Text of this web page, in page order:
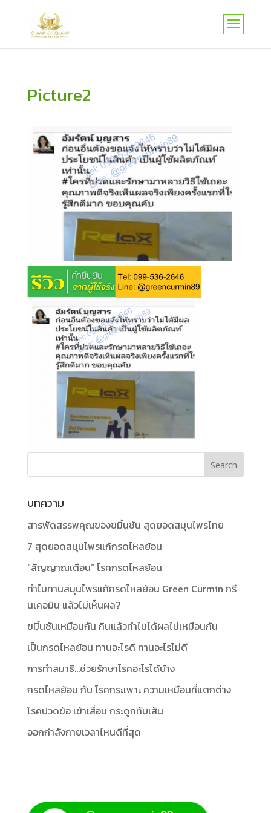
Picture2
บทความ
สารพัดสรรพคุณของขมิ้นชัน สุดยอดสมุนไพรไทย
7 สุดยอดสมุนไพรแก้กรดไหลย้อน
“สัญญาณเตือน” โรคกรดไหลย้อน
ทำไมทานสมุนไพรแก้กรดไหลย้อน Green Curmin กรี
นเคอมิน แล้วไม่เห็นผล?
ขมิ้นชันเหมือนกัน กินแล้วทำไมได้ผลไม่เหมือนกัน
เป็นกรดไหลย้อน ทานอะไรดี ทานอะไรไม่ดี
การทำสมาธิ…ช่วยรักษาโรคอะไรได้บ้าง
กรดไหลย้อน กับ โรคกระเพาะ ความเหมือนที่แตกต่าง
โรคปวดข้อ เข้าเสื่อม กระดูกทับเส้น
ออกกำลังกายเวลาไหนดีที่สุด